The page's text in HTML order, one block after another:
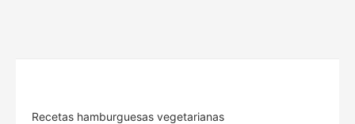
Recetas hamburguesas vegetarianas